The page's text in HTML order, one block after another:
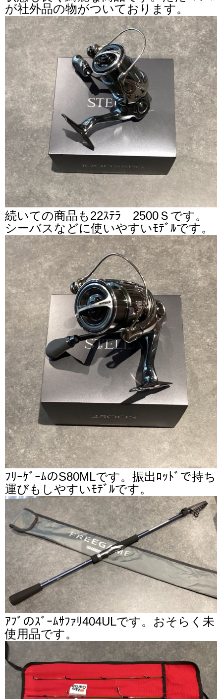
が社外品の物がついております。
続いての商品も22ｽﾃﾗ 2500Ｓです。
シーバスなどに使いやすいﾓﾃﾞﾙです。
ﾌﾘｰｹﾞｰﾑのS80MLです。振出ﾛｯﾄﾞで持ち
運びもしやすいﾓﾃﾞﾙです。
ｱﾌﾞのｽﾞｰﾑｻﾌｧﾘ404ULです。おそらく未
使用品です。